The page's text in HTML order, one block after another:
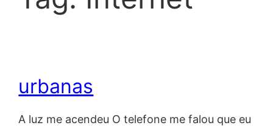
urbanas
A luz me acendeu O telefone me falou que eu